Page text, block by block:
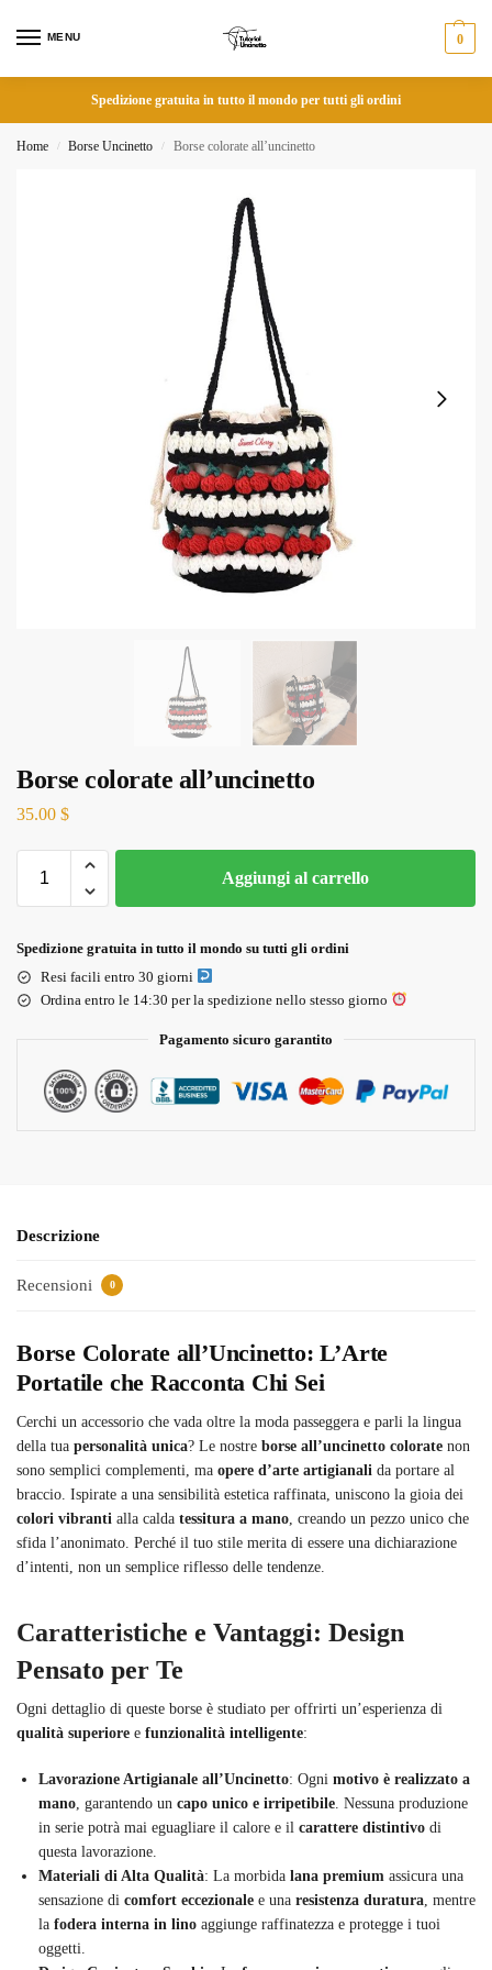
MENU 0
Spedizione gratuita in tutto il mondo per tutti gli ordini
Home / Borse Uncinetto / Borse colorate all’uncinetto
Borse colorate all’uncinetto
35.00 $
Aggiungi al carrello
Spedizione gratuita in tutto il mondo su tutti gli ordini
Resi facili entro 30 giorni
Ordina entro le 14:30 per la spedizione nello stesso giorno
Pagamento sicuro garantito
Descrizione
Recensioni 0
Borse Colorate all’Uncinetto: L’Arte
Portatile che Racconta Chi Sei
Cerchi un accessorio che vada oltre la moda passeggera e parli la lingua
della tua personalità unica? Le nostre borse all’uncinetto colorate non
sono semplici complementi, ma opere d’arte artigianali da portare al
braccio. Ispirate a una sensibilità estetica raffinata, uniscono la gioia dei
colori vibranti alla calda tessitura a mano, creando un pezzo unico che
sfida l’anonimato. Perché il tuo stile merita di essere una dichiarazione
d’intenti, non un semplice riflesso delle tendenze.
Caratteristiche e Vantaggi: Design
Pensato per Te
Ogni dettaglio di queste borse è studiato per offrirti un’esperienza di
qualità superiore e funzionalità intelligente:
Lavorazione Artigianale all’Uncinetto: Ogni motivo è realizzato a
mano , garantendo un capo unico e irripetibile . Nessuna produzione
in serie potrà mai eguagliare il calore e il carattere distintivo di
questa lavorazione.
Materiali di Alta Qualità: La morbida lana premium assicura una
sensazione di comfort eccezionale e una resistenza duratura , mentre
la fodera interna in lino aggiunge raffinatezza e protegge i tuoi
oggetti.